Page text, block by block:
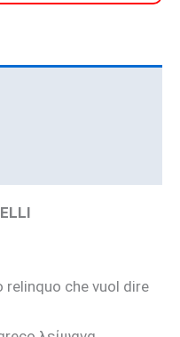
relinquo che vuol dire